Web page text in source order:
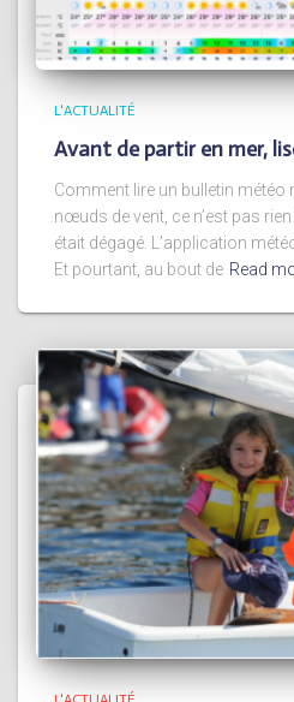
L'ACTUALITÉ
Avant de partir en mer,
Comment lire un bulletin météo
nœuds de vent, ce n’est pas
était dégagé. L’application
Et pourtant, au bout de Read